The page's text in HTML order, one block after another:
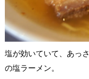
塩が効いていて、あっ
の塩ラーメン。